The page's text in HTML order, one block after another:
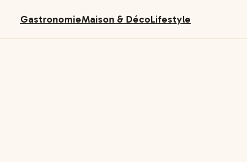
GastronomieMaison & DécoLifestyle